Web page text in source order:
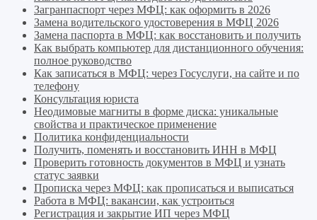
Загранпаспорт через МФЦ: как оформить в 2026
Замена водительского удостоверения в МФЦ 2026
Замена паспорта в МФЦ: как восстановить и получить
Как выбрать компьютер для дистанционного обучения:
полное руководство
Как записаться в МФЦ: через Госуслуги, на сайте и по
телефону
Консультация юриста
Неодимовые магниты в форме диска: уникальные
свойства и практическое применение
Политика конфиденциальности
Получить, поменять и восстановить ИНН в МФЦ
Проверить готовность документов в МФЦ и узнать
статус заявки
Прописка через МФЦ: как прописаться и выписаться
Работа в МФЦ: вакансии, как устроиться
Регистрация и закрытие ИП через МФЦ